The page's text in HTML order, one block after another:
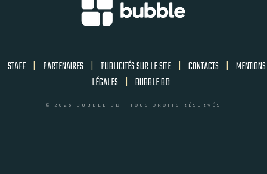
STAFF | PARTENAIRES | PUBLICITÉS SUR LE SITE | CONTACTS | MENTIONS
LÉGALES | BUBBLE BD
© 2026 BUBBLE BD - TOUS DROITS RÉSERVÉS